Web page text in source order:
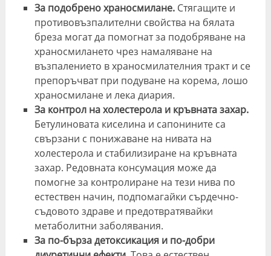
За подобрено храносмилане. Стягащите и
противовъзпалителни свойства на бялата
бреза могат да помогнат за подобряване на
храносмилането чрез намаляване на
възпалението в храносмилателния тракт и се
препоръчват при подуване на корема, лошо
храносмилане и лека диария.
За контрол на холестерола и кръвната захар.
Бетулиновата киселина и сапонините са
свързани с понижаване на нивата на
холестерола и стабилизиране на кръвната
захар. Редовната консумация може да
помогне за контролиране на тези нива по
естествен начин, подпомагайки сърдечно-
съдовото здраве и предотвратявайки
метаболитни заболявания.
За по-бърза детоксикация и по-добри